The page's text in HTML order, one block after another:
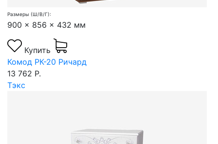
Размеры (Ш/В/Г):
900 x 856 x 432 мм
Купить
Комод РК-20 Ричард
13 762 Р.
Тэкс